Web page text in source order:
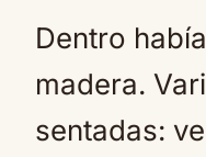
Dentro
madera.
sentadas: